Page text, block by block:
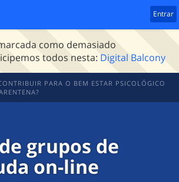
Entrar
como demasiado
todos nesta: Digital Balcony
PARA O BEM ESTAR PSICOLÓGICO
grupos de
on-line